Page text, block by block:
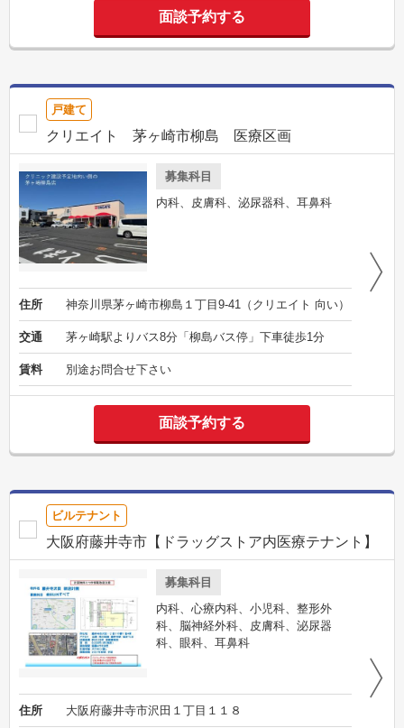
面談予約する
戸建て
クリエイト 茅ヶ崎市柳島 医療区画
募集科目
内科、皮膚科、泌尿器科、耳鼻科
住所 神奈川県茅ヶ崎市柳島１丁目9-41（クリエイト 向い）
交通 茅ヶ崎駅よりバス8分「柳島バス停」下車徒歩1分
賃料 別途お問合せ下さい
面談予約する
ビルテナント
大阪府藤井寺市【ドラッグストア内医療テナント】
募集科目
内科、心療内科、小児科、整形外
科、脳神経外科、皮膚科、泌尿器
科、眼科、耳鼻科
住所 大阪府藤井寺市沢田１丁目１１８